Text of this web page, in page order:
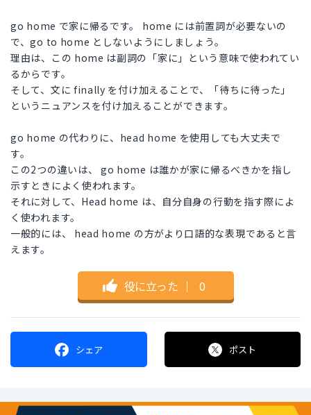
go home で家に帰るです。 home には前置詞が必要ないの
で、go to home としないようにしましょう。
理由は、この home は副詞の「家に」という意味で使われてい
るからです。
そして、文に finally を付け加えることで、「待ちに待った」
というニュアンスを付け加えることができます。
go home の代わりに、head home を使用しても大丈夫で
す。
この2つの違いは、 go home は誰かが家に帰るべきかを指し
示すときによく使われます。
それに対して、Head home は、自分自身の行動を指す際によ
く使われます。
一般的には、 head home の方がより口語的な表現であると言
えます。
役に立った ｜ 0
シェア ポスト